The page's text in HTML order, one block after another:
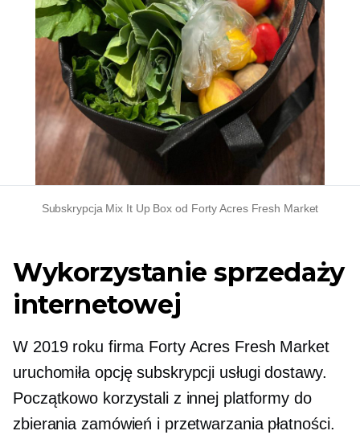
Subskrypcja Mix It Up Box od Forty Acres Fresh Market
Wykorzystanie sprzedaży
internetowej
W 2019 roku firma Forty Acres Fresh Market
uruchomiła opcję subskrypcji usługi dostawy.
Początkowo korzystali z innej platformy do
zbierania zamówień i przetwarzania płatności.